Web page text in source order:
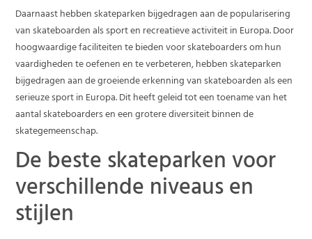
Daarnaast hebben skateparken bijgedragen aan de popularisering
van skateboarden als sport en recreatieve activiteit in Europa. Door
hoogwaardige faciliteiten te bieden voor skateboarders om hun
vaardigheden te oefenen en te verbeteren, hebben skateparken
bijgedragen aan de groeiende erkenning van skateboarden als een
serieuze sport in Europa. Dit heeft geleid tot een toename van het
aantal skateboarders en een grotere diversiteit binnen de
skategemeenschap.
De beste skateparken voor
verschillende niveaus en
stijlen